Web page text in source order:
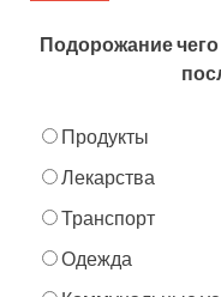
Подорожание
Продукты
Лекарства
Транспорт
Одежда